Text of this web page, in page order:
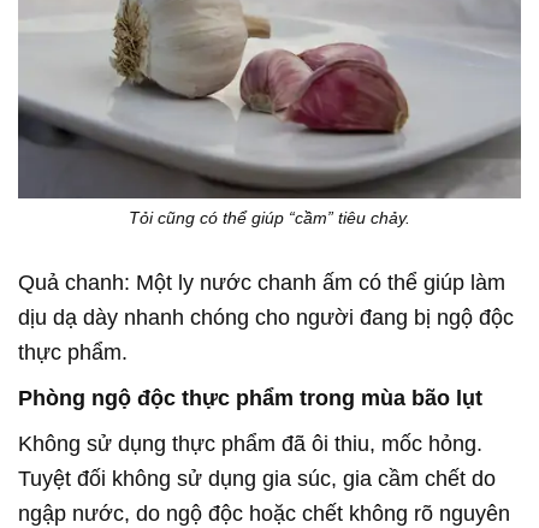
Tỏi cũng có thể giúp “cầm” tiêu chảy.
Quả chanh: Một ly nước chanh ấm có thể giúp làm
dịu dạ dày nhanh chóng cho người đang bị ngộ độc
thực phẩm.
Phòng ngộ độc thực phẩm trong mùa bão lụt
Không sử dụng thực phẩm đã ôi thiu, mốc hỏng.
Tuyệt đối không sử dụng gia súc, gia cầm chết do
ngập nước, do ngộ độc hoặc chết không rõ nguyên